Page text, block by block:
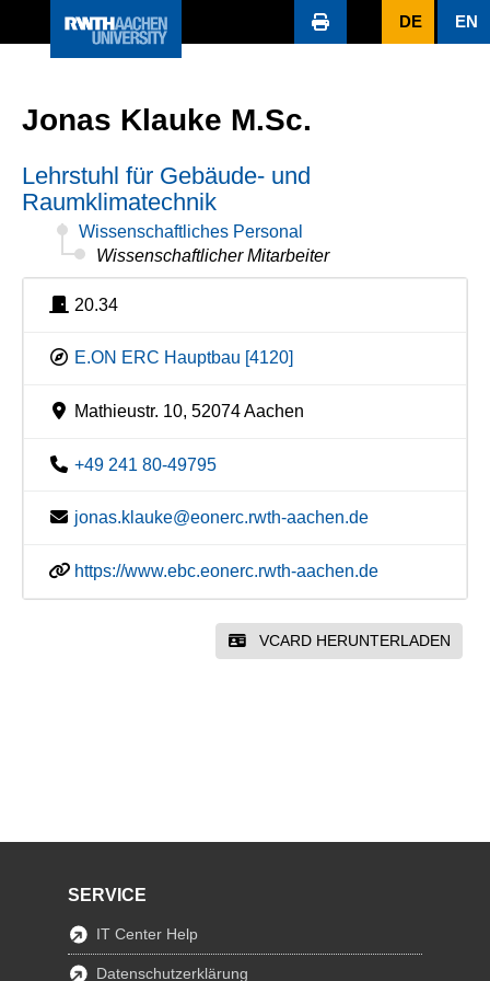
DE EN
Jonas Klauke M.Sc.
Lehrstuhl für Gebäude- und
Raumklimatechnik
Wissenschaftliches Personal
Wissenschaftlicher Mitarbeiter
20.34
E.ON ERC Hauptbau [4120]
Mathieustr. 10, 52074 Aachen
+49 241 80-49795
jonas.klauke@eonerc.rwth-aachen.de
https://www.ebc.eonerc.rwth-aachen.de
VCARD HERUNTERLADEN
SERVICE
IT Center Help
Datenschutzerklärung